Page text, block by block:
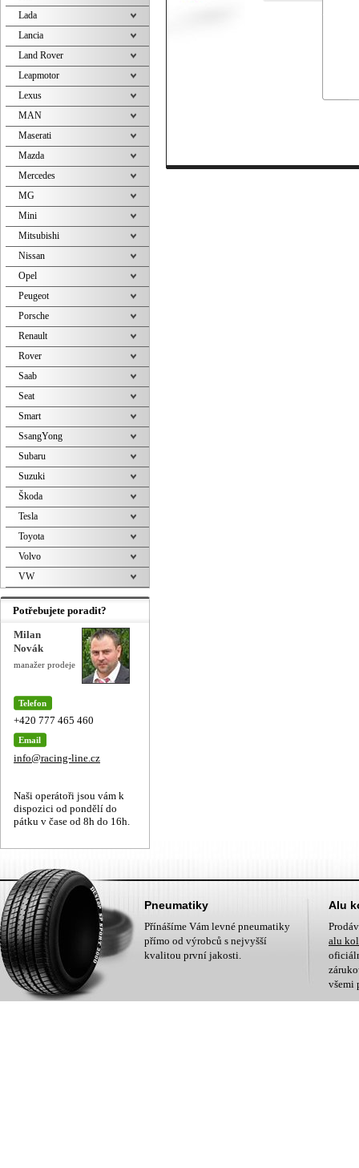
Lada
Lancia
Land Rover
Leapmotor
Lexus
MAN
Maserati
Mazda
Mercedes
MG
Mini
Mitsubishi
Nissan
Opel
Peugeot
Porsche
Renault
Rover
Saab
Seat
Smart
SsangYong
Subaru
Suzuki
Škoda
Tesla
Toyota
Volvo
VW
Potřebujete poradit?
Milan
Novák
manažer prodeje
Telefon
+420 777 465 460
Email
info@racing-line.cz
Naši operátoři jsou vám k
dispozici od pondělí do
pátku v čase od 8h do 16h.
Pneumatiky
Přínášíme Vám levné pneumatiky
přímo od výrobců s nejvyšší
kvalitou první jakosti.
Alu
alu
všemi